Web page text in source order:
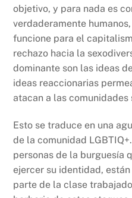
objetivo, y para nada es
verdaderamente
funcione para el
rechazo hacia la
dominante son las ideas
ideas reaccionarias
atacan a las comunidades
Esto se traduce en una
de la comunidad
personas de la burguesía
ejercer su identidad,
parte de la clase